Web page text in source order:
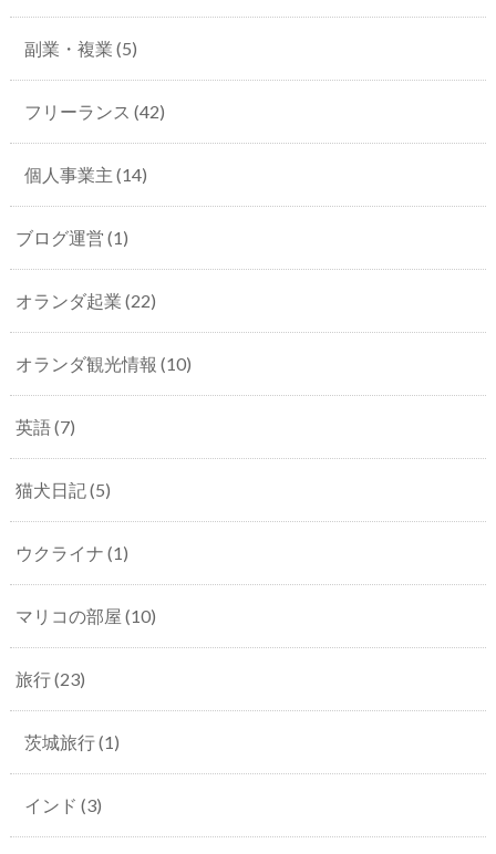
副業・複業 (5)
フリーランス (42)
個人事業主 (14)
ブログ運営 (1)
オランダ起業 (22)
オランダ観光情報 (10)
英語(7)
猫犬日記(5)
ウクライナ (1)
マリコの部屋 (10)
旅行(23)
茨城旅行(1)
インド (3)